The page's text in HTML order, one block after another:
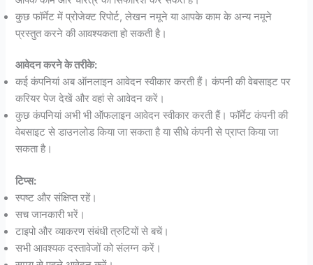
कुछ फॉर्मेट में प्रोजेक्ट रिपोर्ट, लेखन नमूने या आपके काम के अन्य नमूने
प्रस्तुत करने की आवश्यकता हो सकती है।
आवेदन करने के तरीके:
कई कंपनियां अब ऑनलाइन आवेदन स्वीकार करती हैं। कंपनी की वेबसाइट पर
करियर पेज देखें और वहां से आवेदन करें।
कुछ कंपनियां अभी भी ऑफलाइन आवेदन स्वीकार करती हैं। फॉर्मेट कंपनी की
वेबसाइट से डाउनलोड किया जा सकता है या सीधे कंपनी से प्राप्त किया जा
सकता है।
टिप्स:
स्पष्ट और संक्षिप्त रहें।
सच जानकारी भरें।
टाइपो और व्याकरण संबंधी त्रुटियों से बचें।
सभी आवश्यक दस्तावेजों को संलग्न करें।